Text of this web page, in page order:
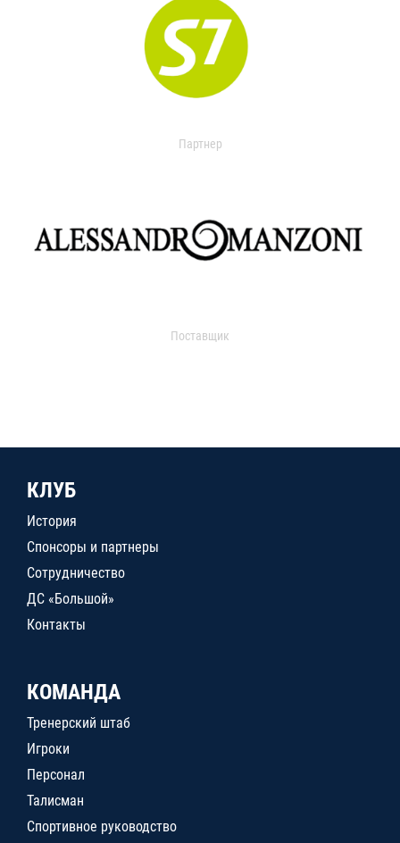
Партнер
Поставщик
КЛУБ
История
Спонсоры и партнеры
Сотрудничество
ДС «Большой»
Контакты
КОМАНДА
Тренерский штаб
Игроки
Персонал
Талисман
Спортивное руководство